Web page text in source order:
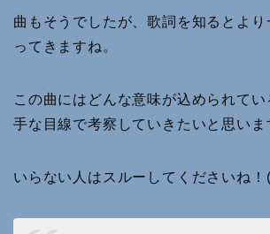
曲もそうでしたが、歌詞を知るとより
ってきますね。
この曲にはどんな意味が込められてい
手な目線で考察していきたいと思いま
いらない人はスルーしてくださいね！